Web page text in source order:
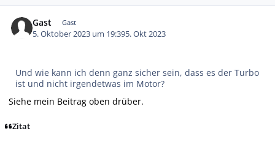
Gast Gast
5. Oktober 2023 um 19:395. Okt 2023
Und wie kann ich denn ganz sicher sein, dass es der Turbo
ist und nicht irgendetwas im Motor?
Siehe mein Beitrag oben drüber.
Zitat